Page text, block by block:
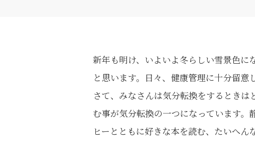
新年も明け、いよいよ冬らしい雪景色
と思います。日々、健康管理に十分留意
さて、みなさんは気分転換をするとき
む事が気分転換の一つになっています
ヒーとともに好きな本を読む、たいへ